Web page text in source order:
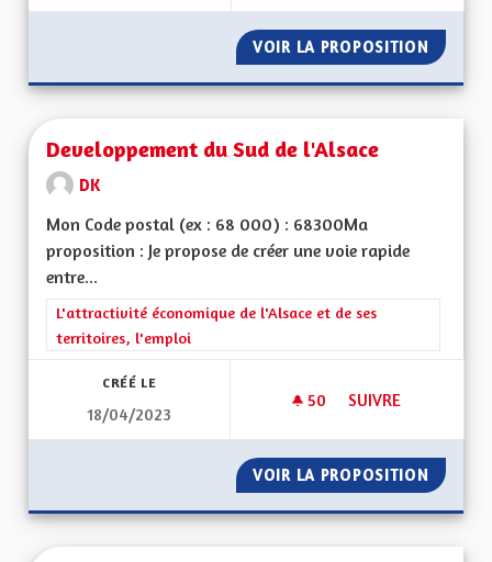
VOIR LA PROPOSITION
Developpement du Sud de l'Alsace
DK
Mon Code postal (ex : 68 000) : 68300Ma
proposition : Je propose de créer une voie rapide
entre...
Filtrer les résultats de la catégorie : L'attractivité
L'attractivité économique de l'Alsace et de ses
territoires, l'emploi
CRÉÉ LE
18/04/2023
50 50 ABONNÉS
SUIVRE
VOIR LA PROPOSITION